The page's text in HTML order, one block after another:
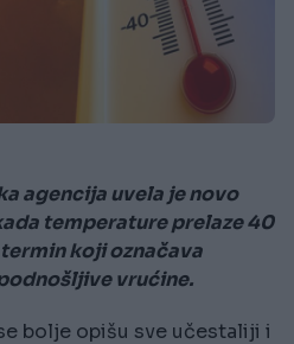
agencija uvela je novo
temperature prelaze 40
koji označava
vrućine.
bolje opišu sve učestaliji i